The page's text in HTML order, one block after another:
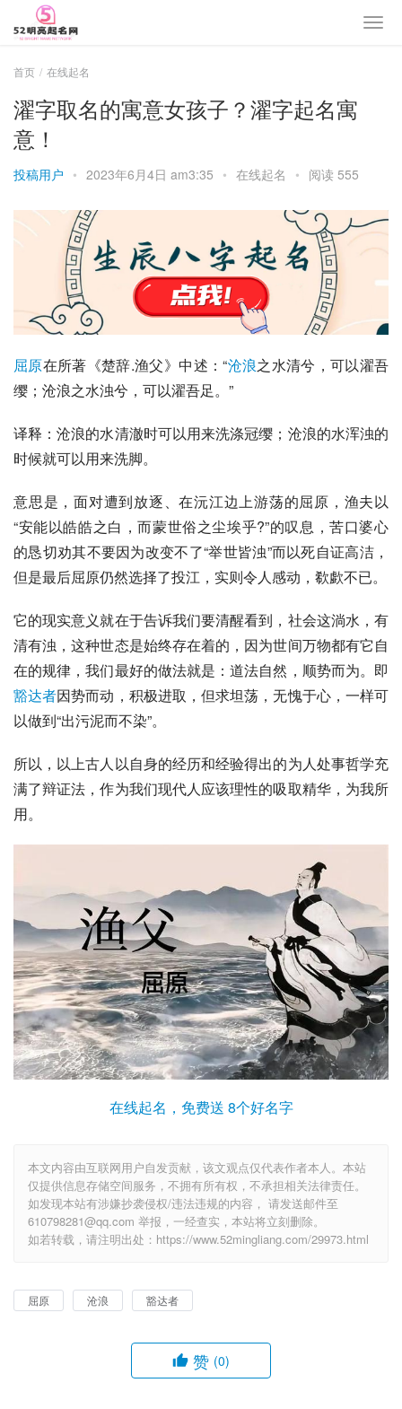
首页 在线起名
濯字取名的寓意女孩子？濯字起名寓
意！
投稿用户 • 2023年6月4日 am3:35 • 在线起名 • 阅读 555
屈原在所著《楚辞.渔父》中述：“沧浪之水清兮，可以濯吾
缨；沧浪之水浊兮，可以濯吾足。”
译释：沧浪的水清澈时可以用来洗涤冠缨；沧浪的水浑浊的
时候就可以用来洗脚。
意思是，面对遭到放逐、在沅江边上游荡的屈原，渔夫以
“安能以皓皓之白，而蒙世俗之尘埃乎?”的叹息，苦口婆心
的恳切劝其不要因为改变不了“举世皆浊”而以死自证高洁，
但是最后屈原仍然选择了投江，实则令人感动，欷歔不已。
它的现实意义就在于告诉我们要清醒看到，社会这淌水，有
清有浊，这种世态是始终存在着的，因为世间万物都有它自
在的规律，我们最好的做法就是：道法自然 ，顺势而为。即
豁达者因势而动，积极进取，但求坦荡，无愧于心，一样可
以做到“出污泥而不染”。
所以，以上古人以自身的经历和经验得出的为人处事哲学充
满了辩证法，作为我们现代人应该理性的吸取精华，为我所
用。
在线起名，免费送 8个好名字
本文内容由互联网用户自发贡献，该文观点仅代表作者本人。本站
仅提供信息存储空间服务，不拥有所有权，不承担相关法律责任。
如发现本站有涉嫌抄袭侵权/违法违规的内容， 请发送邮件至
610798281@qq.com 举报，一经查实，本站将立刻删除。
如若转载，请注明出处：https://www.52mingliang.com/29973.html
屈原 沧浪 豁达者
赞 (0)